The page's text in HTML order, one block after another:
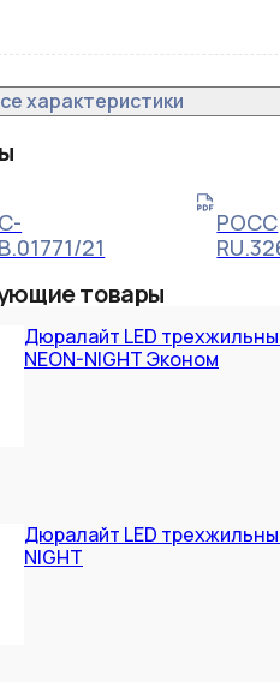
характеристики
21
РОСС
товары
Дюралайт LED
NEON-NIGHT Эконом
Дюралайт LED
NIGHT